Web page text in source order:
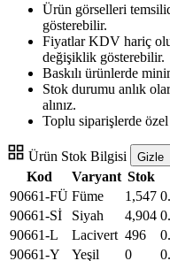
Ürün görselleri
gösterebilir.
Fiyatlar KDV hariç
değişiklik gösterebilir.
Baskılı ürünlerde
Stok durumu anlık
alınız.
Toplu siparişlerde
Ürün Stok Bilgisi Gizle
Kod Varyant Stok
90661-FÜ Füme 1,547
90661-Sİ
Siyah 4,904
90661-L
Lacivert 496
90661-Y
Yeşil 0